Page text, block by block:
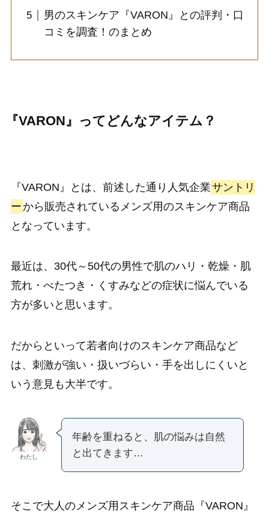
男のスキンケア『VARON』との評判・口
コミを調査！のまとめ
『VARON』ってどんなアイテム？
『VARON』とは、前述した通り人気企業サントリ
ーから販売されているメンズ用のスキンケア商品
となっています。
最近は、30代～50代の男性で肌のハリ・乾燥・肌
荒れ・べたつき・くすみなどの症状に悩んでいる
方が多いと思います。
だからといって若者向けのスキンケア商品など
は、刺激が強い・扱いづらい・手を出しにくいと
いう意見も大半です。
わたし
年齢を重ねると、肌の悩みは自然
と出てきます…
そこで大人のメンズ用スキンケア商品『VARON』